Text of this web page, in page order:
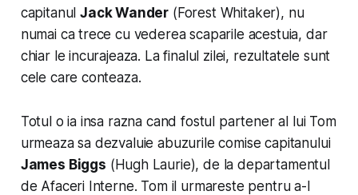
capitanulJack Wander (Forest Whitaker), nu
numai ca trece cu vederea scaparile acestuia, dar
chiar le incurajeaza. La finalul zilei, rezultatele sunt
cele care conteaza.
Totul o ia insa razna cand fostul partener al lui Tom
urmeaza sa dezvaluie abuzurile comise capitanului
James Biggs (Hugh Laurie), de la departamentul
de Afaceri Interne. Tom il urmareste pentru a-l